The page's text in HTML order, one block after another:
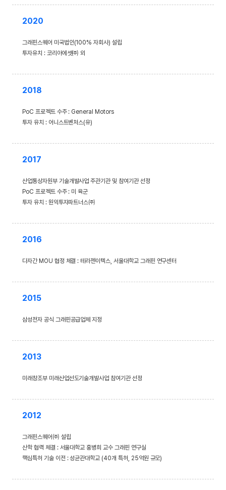
2020
그래핀스퀘어 미국법인(100% 자회사) 설립
투자유치 : 코리아에셋㈜ 외
2018
PoC 프로젝트 수주 : General Motors
투자 유치 : 어니스트벤처스(유)
2017
산업통상자원부 기술개발사업 주관기관 및 참여기관 선정
PoC 프로젝트 수주 : 미 육군
투자 유치 : 원익투자파트너스㈜
2016
다자간 MOU 협정 체결 : 테라젠이텍스, 서울대학교 그래핀 연구센터
2015
삼성전자 공식 그래핀공급업체 지정
2013
미래창조부 미래산업선도기술개발사업 참여기관 선정
2012
그래핀스퀘어㈜ 설립
산학 협력 체결 : 서울대학교 홍병희 교수 그래핀 연구실
핵심특허 기술 이전 : 성균관대학교 (40개 특허, 25억원 규모)